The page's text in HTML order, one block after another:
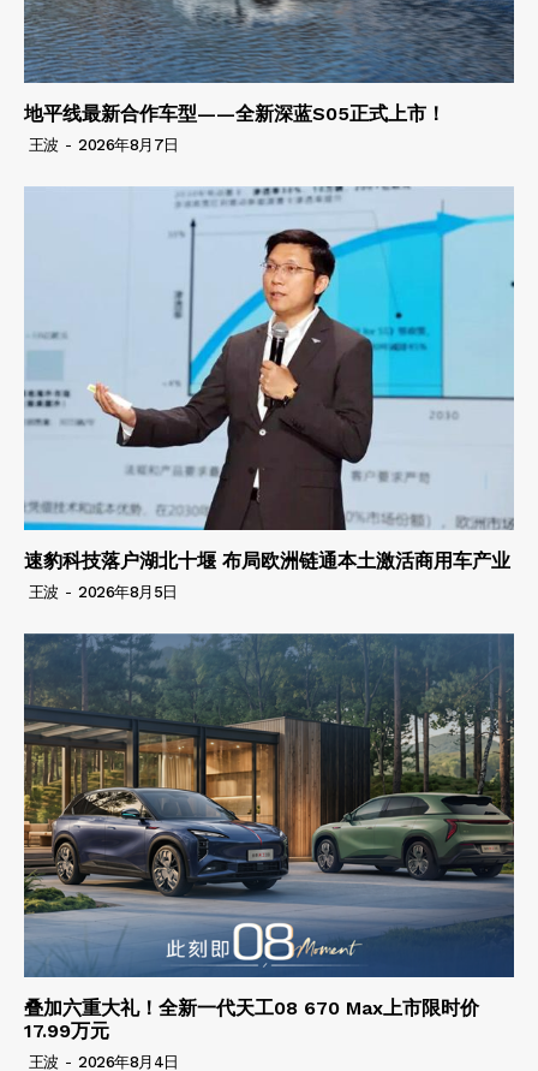
地平线最新合作车型——全新深蓝S05正式上市！
王波 - 2026年8月7日
速豹科技落户湖北十堰 布局欧洲链通本土激活商用车产业
王波 - 2026年8月5日
叠加六重大礼！全新一代天工08 670 Max上市限时价
17.99万元
王波 - 2026年8月4日